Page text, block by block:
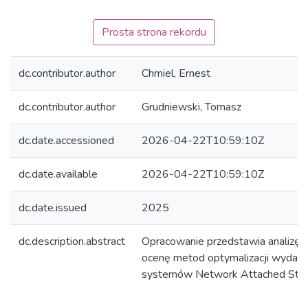
Prosta strona rekordu
dc.contributor.author Chmiel, Ernest
dc.contributor.author Grudniewski, Tomasz
dc.date.accessioned 2026-04-22T10:59:10Z
dc.date.available 2026-04-22T10:59:10Z
dc.date.issued 2025
dc.description.abstract
Opracowanie przedstawia analizę
ocenę metod optymalizacji
systemów Network Attached